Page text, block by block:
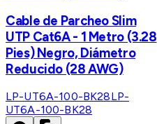
Cable de Parcheo Slim
UTP Cat6A - 1 Metro (3.28
Pies) Negro, Diámetro
Reducido (28 AWG)
LP-UT6A-100-BK28LP-
UT6A-100-BK28